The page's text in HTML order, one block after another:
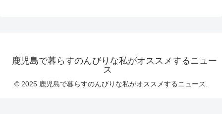
鹿児島で暮らすのんびりな私がオススメするニュー
ス
© 2025 鹿児島で暮らすのんびりな私がオススメするニュース.